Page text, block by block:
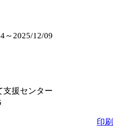
ーション
」 受付期
期間：～
交流広場「
～2025/12/09
援センター
印刷